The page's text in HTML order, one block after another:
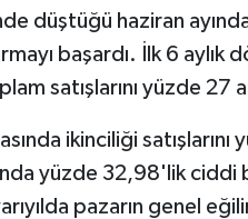
düştüğü haziran
başardı. İlk 6
satışlarını yüzde 27
ikinciliği
yüzde 32,98'lik ciddi
pazarın genel